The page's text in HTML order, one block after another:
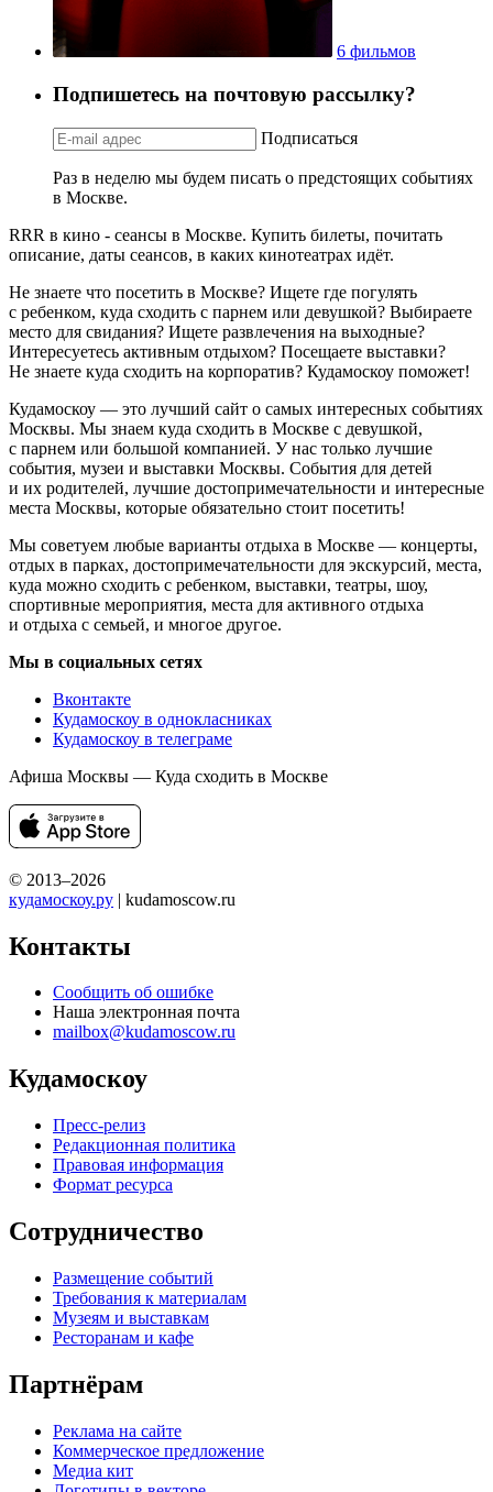
6 фильмов
Подпишетесь на почтовую рассылку?
Подписаться
Раз в неделю мы будем писать о предстоящих событиях
в Москве.
RRR в кино - сеансы в Москве. Купить билеты, почитать
описание, даты сеансов, в каких кинотеатрах идёт.
Не знаете что посетить в Москве? Ищете где погулять
с ребенком, куда сходить с парнем или девушкой? Выбираете
место для свидания? Ищете развлечения на выходные?
Интересуетесь активным отдыхом? Посещаете выставки?
Не знаете куда сходить на корпоратив? Кудамоскоу поможет!
Кудамоскоу — это лучший сайт о самых интересных событиях
Москвы. Мы знаем куда сходить в Москве с девушкой,
с парнем или большой компанией. У нас только лучшие
события, музеи и выставки Москвы. События для детей
и их родителей, лучшие достопримечательности и интересные
места Москвы, которые обязательно стоит посетить!
Мы советуем любые варианты отдыха в Москве — концерты,
отдых в парках, достопримечательности для экскурсий, места,
куда можно сходить с ребенком, выставки, театры, шоу,
спортивные мероприятия, места для активного отдыха
и отдыха с семьей, и многое другое.
Мы в социальных сетях
Вконтакте
Кудамоскоу в однокласниках
Кудамоскоу в телеграме
Афиша Москвы — Куда сходить в Москве
© 2013–2026
кудамоскоу.ру | kudamoscow.ru
Контакты
Сообщить об ошибке
Наша электронная почта
mailbox@kudamoscow.ru
Кудамоскоу
Пресс-релиз
Редакционная политика
Правовая информация
Формат ресурса
Сотрудничество
Размещение событий
Требования к материалам
Музеям и выставкам
Ресторанам и кафе
Партнёрам
Реклама на сайте
Коммерческое предложение
Медиа кит